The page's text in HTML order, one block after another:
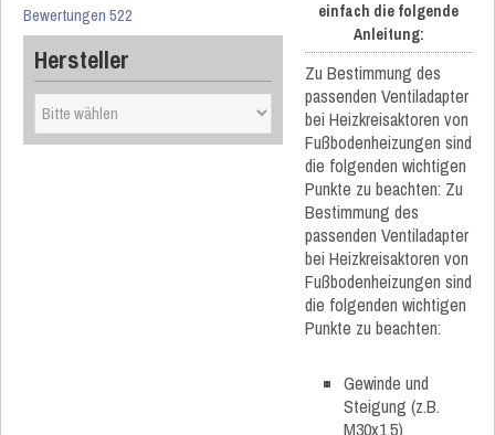
Bewertungen 522
Hersteller
einfach die folgende
Anleitung:
Zu Bestimmung des
passenden Ventiladapter
bei Heizkreisaktoren von
Fußbodenheizungen sind
die folgenden wichtigen
Punkte zu beachten: Zu
Bestimmung des
passenden Ventiladapter
bei Heizkreisaktoren von
Fußbodenheizungen sind
die folgenden wichtigen
Punkte zu beachten:
Gewinde und
Steigung (z.B.
M30x1,5)